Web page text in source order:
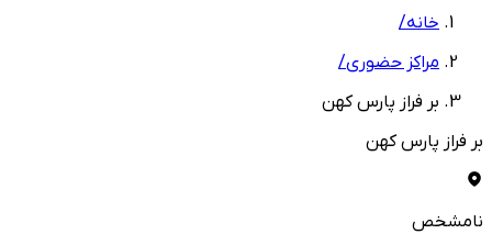
خانه/
مراکز حضوری/
بر فراز پارس کهن
بر فراز پارس کهن
نامشخص